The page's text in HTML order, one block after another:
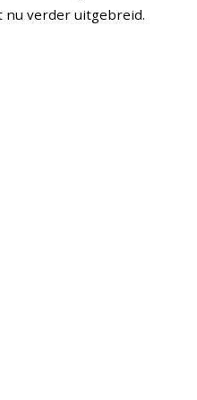
nu verder uitgebreid.